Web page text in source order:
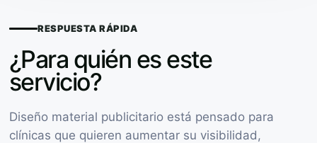
RESPUESTA RÁPIDA
¿Para quién es este
servicio?
Diseño material publicitario está pensado para
clínicas que quieren aumentar su visibilidad,